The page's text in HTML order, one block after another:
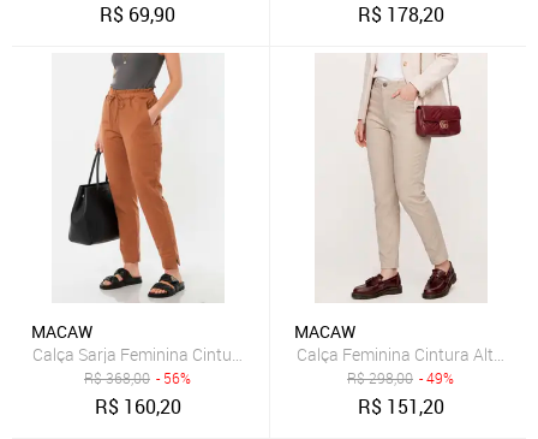
R$ 69,90 R$ 178,20
MACAW
R$368,00 - 56%
R$ 160,20
MACAW
R$298,00 - 49%
R$ 151,20